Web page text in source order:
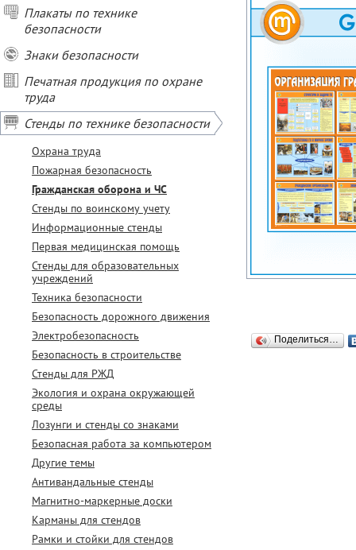
Плакаты по технике
безопасности
Знаки безопасности
Печатная продукция по охране
труда
Стенды по технике безопасности
Охрана труда
Пожарная безопасность
Гражданская оборона и ЧС
Стенды по воинскому учету
Информационные стенды
Первая медицинская помощь
Стенды для образовательных
учреждений
Техника безопасности
Безопасность дорожного движения
Электробезопасность
Безопасность в строительстве
Стенды для РЖД
Экология и охрана окружающей
среды
Лозунги и стенды со знаками
Безопасная работа за компьютером
Другие темы
Антивандальные стенды
Магнитно-маркерные доски
Карманы для стендов
Рамки и стойки для стендов
Поделиться…